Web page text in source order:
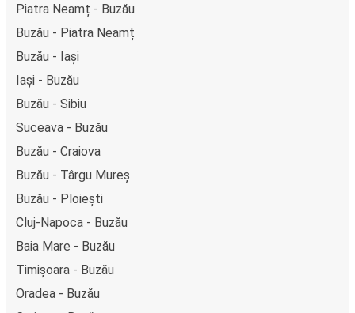
Piatra Neamț - Buzău
Buzău - Piatra Neamț
Buzău - Iași
Iași - Buzău
Buzău - Sibiu
Suceava - Buzău
Buzău - Craiova
Buzău - Târgu Mureș
Buzău - Ploiești
Cluj-Napoca - Buzău
Baia Mare - Buzău
Timișoara - Buzău
Oradea - Buzău